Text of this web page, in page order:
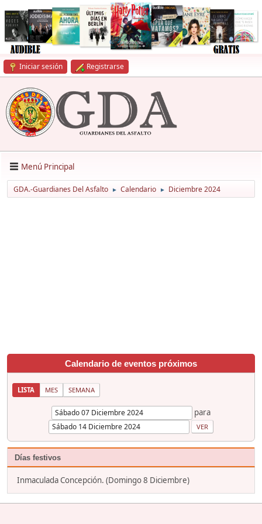
Iniciar sesión Registrarse
Menú Principal
GDA.-Guardianes Del Asfalto ► Calendario ► Diciembre 2024
Calendario de eventos próximos
LISTA MES SEMANA
para
Días festivos
Inmaculada Concepción. (Domingo 8 Diciembre)